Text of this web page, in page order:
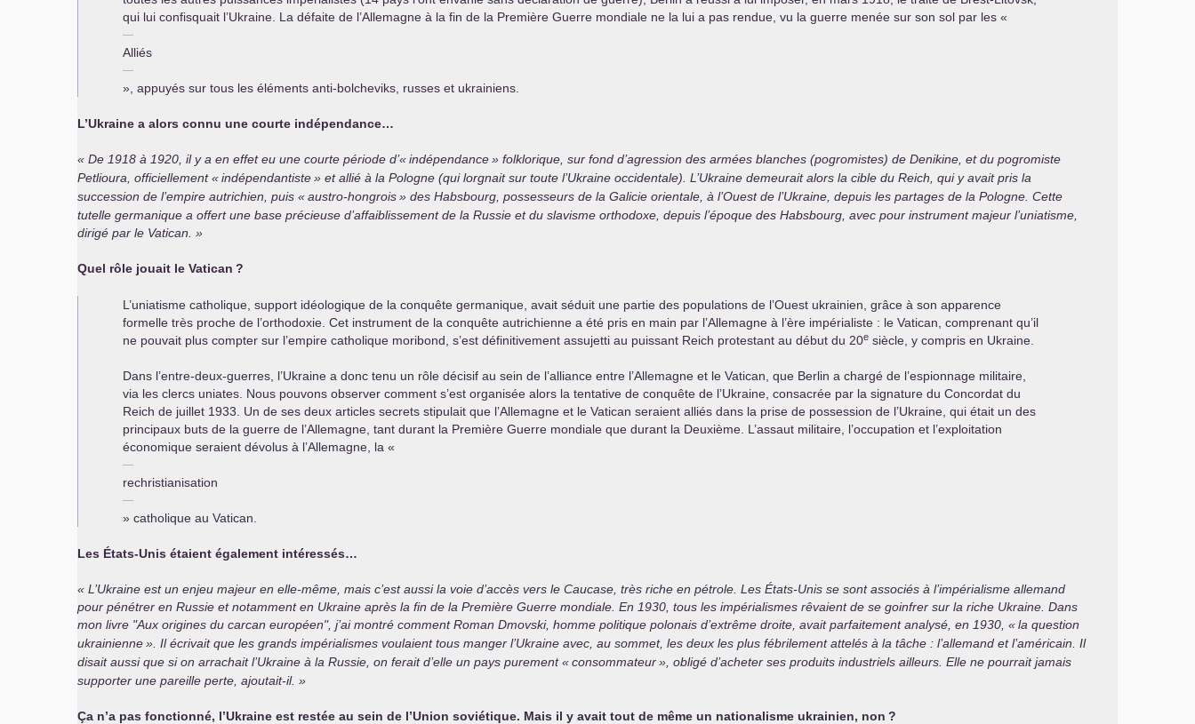
qui lui confisquait l’Ukraine. La défaite de l’Allemagne à la fin de la Première Guerre mondiale ne la lui a pas rendue, vu la guerre menée sur son sol par les «
Alliés
», appuyés sur tous les éléments anti-bolcheviks, russes et ukrainiens.
L’Ukraine a alors connu une courte indépendance…
De 1918 à 1920, il y a en effet eu une courte période d’«indépendance» folklorique, sur fond d’agression des armées blanches (pogromistes) de Denikine, et du pogromiste
Petlioura, officiellement «indépendantiste» et allié à la Pologne (qui lorgnait sur toute l’Ukraine occidentale). L’Ukraine demeurait alors la cible du Reich, qui y avait pris la
succession de l’empire autrichien, puis «austro-hongrois» des Habsbourg, possesseurs de la Galicie orientale, à l’Ouest de l’Ukraine, depuis les partages de la Pologne. Cette
tutelle germanique a offert une base précieuse d’affaiblissement de la Russie et du slavisme orthodoxe, depuis l’époque des Habsbourg, avec pour instrument majeur l’uniatisme,
dirigé par le Vatican.
Quel rôle jouait le Vatican ?
L’uniatisme catholique, support idéologique de la conquête germanique, avait séduit une partie des populations de l’Ouest ukrainien, grâce à son apparence
formelle très proche de l’orthodoxie. Cet instrument de la conquête autrichienne a été pris en main par l’Allemagne à l’ère impérialiste : le Vatican, comprenant qu’il
ne pouvait plus compter sur l’empire catholique moribond, s’est définitivement assujetti au puissant Reich protestant au début du 20e siècle, y compris en Ukraine.
Dans l’entre-deux-guerres, l’Ukraine a donc tenu un rôle décisif au sein de l’alliance entre l’Allemagne et le Vatican, que Berlin a chargé de l’espionnage militaire,
via les clercs uniates. Nous pouvons observer comment s’est organisée alors la tentative de conquête de l’Ukraine, consacrée par la signature du Concordat du
Reich de juillet 1933. Un de ses deux articles secrets stipulait que l’Allemagne et le Vatican seraient alliés dans la prise de possession de l’Ukraine, qui était un des
principaux buts de la guerre de l’Allemagne, tant durant la Première Guerre mondiale que durant la Deuxième. L’assaut militaire, l’occupation et l’exploitation
économique seraient dévolus à l’Allemagne, la «
rechristianisation
» catholique au Vatican.
Les États-Unis étaient également intéressés…
L’Ukraine est un enjeu majeur en elle-même, mais c’est aussi la voie d’accès vers le Caucase, très riche en pétrole. Les États-Unis se sont associés à l’impérialisme allemand
pour pénétrer en Russie et notamment en Ukraine après la fin de la Première Guerre mondiale. En 1930, tous les impérialismes rêvaient de se goinfrer sur la riche Ukraine. Dans
mon livre "Aux origines du carcan européen", j’ai montré comment Roman Dmovski, homme politique polonais d’extrême droite, avait parfaitement analysé, en 1930, «la question
ukrainienne». Il écrivait que les grands impérialismes voulaient tous manger l’Ukraine avec, au sommet, les deux les plus fébrilement attelés à la tâche : l’allemand et l’américain. Il
disait aussi que si on arrachait l’Ukraine à la Russie, on ferait d’elle un pays purement «consommateur», obligé d’acheter ses produits industriels ailleurs. Elle ne pourrait jamais
supporter une pareille perte, ajoutait-il.
Ça n’a pas fonctionné, l’Ukraine est restée au sein de l’Union soviétique. Mais il y avait tout de même un nationalisme ukrainien, non ?